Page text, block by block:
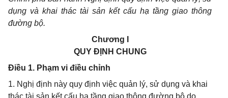
dụng và khai thác tài sản kết cấu hạ tầng giao thông
đường bộ.
Chương I
QUY ĐỊNH CHUNG
Điều 1. Phạm vi điều chỉnh
1. Nghị định này quy định việc quản lý, sử dụng và khai
thác tài sản kết cấu hạ tầng giao thông đường bộ do